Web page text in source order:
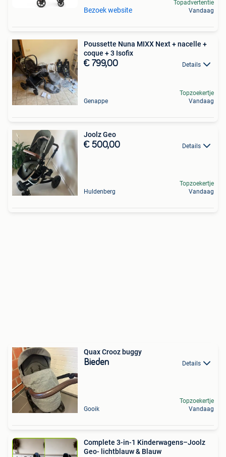
Bezoek website
Topadvertentie
Vandaag
Poussette Nuna MIXX Next + nacelle +
coque + 3 Isofix
€ 799,00 Details
Genappe
Topzoekertje
Vandaag
Joolz Geo
€ 500,00 Details
Huldenberg
Topzoekertje
Vandaag
Quax Crooz buggy
Bieden Details
Gooik
Topzoekertje
Vandaag
Complete 3-in-1 Kinderwagens–Joolz
Geo- lichtblauw & Blauw